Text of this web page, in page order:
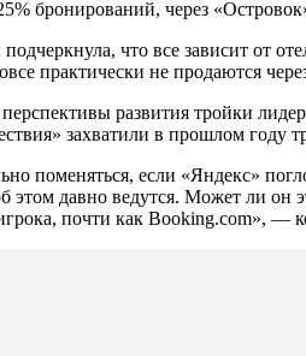
бронирований, через
что все зависит от
практически не продаются
развития тройки
захватили в прошлом году
поменяться, если «Яндекс»
этом давно ведутся. Может ли он
почти как Booking.com», —